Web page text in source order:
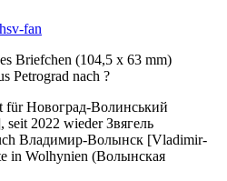
fan
Briefchen (104,5 x 63 mm)
Petrograd nach ?
für Новоград-Волинський
2022 wieder Звягель
Владимир-Волынск [Vladimir-
in Wolhynien (Волынская